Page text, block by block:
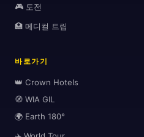
🎮 도전
🏥 메디컬 트립
바로가기
👑 Crown Hotels
🧭 WIA GIL
🌍 Earth 180°